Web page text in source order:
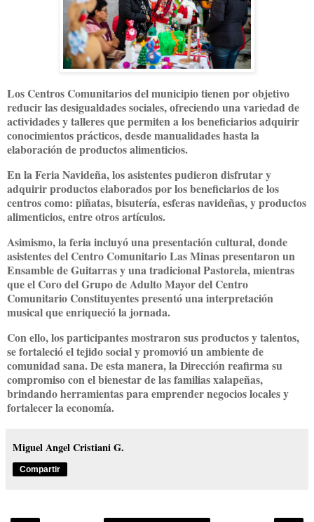
Los Centros Comunitarios del municipio tienen por objetivo
reducir las desigualdades sociales, ofreciendo una variedad de
actividades y talleres que permiten a los beneficiarios adquirir
conocimientos prácticos, desde manualidades hasta la
elaboración de productos alimenticios.
En la Feria Navideña, los asistentes pudieron disfrutar y
adquirir productos elaborados por los beneficiarios de los
centros como: piñatas, bisutería, esferas navideñas, y productos
alimenticios, entre otros artículos.
Asimismo, la feria incluyó una presentación cultural, donde
asistentes del Centro Comunitario Las Minas presentaron un
Ensamble de Guitarras y una tradicional Pastorela, mientras
que el Coro del Grupo de Adulto Mayor del Centro
Comunitario Constituyentes presentó una interpretación
musical que enriqueció la jornada.
Con ello, los participantes mostraron sus productos y talentos,
se fortaleció el tejido social y promovió un ambiente de
comunidad sana. De esta manera, la Dirección reafirma su
compromiso con el bienestar de las familias xalapeñas,
brindando herramientas para emprender negocios locales y
fortalecer la economía.
Miguel Angel Cristiani G.
Compartir